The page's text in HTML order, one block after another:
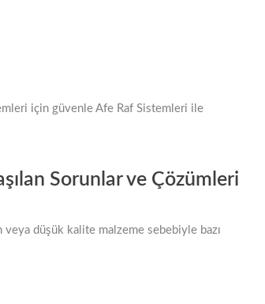
için güvenle Afe Raf Sistemleri ile
Sorunlar ve Çözümleri
düşük kalite malzeme sebebiyle bazı